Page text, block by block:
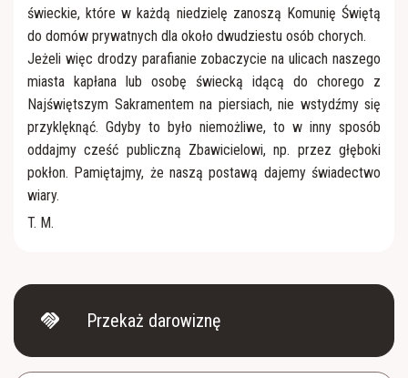
handshake Przekaż darowiznę
świeckie, które w każdą niedzielę zanoszą Komunię Świętą
do domów prywatnych dla około dwudziestu osób chorych.
Jeżeli więc drodzy parafianie zobaczycie na ulicach naszego
miasta kapłana lub osobę świecką idącą do chorego z
Najświętszym Sakramentem na piersiach, nie wstydźmy się
przyklęknąć. Gdyby to było niemożliwe, to w inny sposób
oddajmy cześć publiczną Zbawicielowi, np. przez głęboki
pokłon. Pamiętajmy, że naszą postawą dajemy świadectwo
wiary.
T. M.